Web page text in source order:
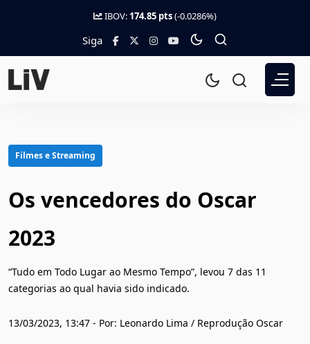
IBOV: 174.85 pts(-0.0286%)
Siga
Filmes e Streaming
Os vencedores do Oscar
2023
“Tudo em Todo Lugar ao Mesmo Tempo”, levou 7 das 11
categorias ao qual havia sido indicado.
13/03/2023, 13:47 - Por: Leonardo Lima / Reprodução Oscar